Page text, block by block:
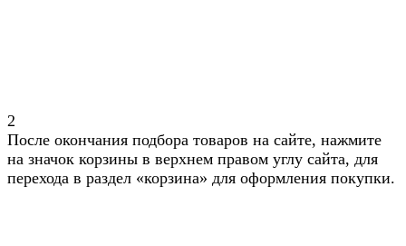
2
После окончания подбора товаров на сайте, нажмите
на значок корзины в верхнем правом углу сайта, для
перехода в раздел «корзина» для оформления покупки.